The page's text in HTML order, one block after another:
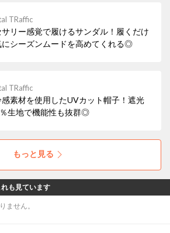
TRaffic
サリー感覚で履けるサンダル！履くだけ
にシーズンムードを高めてくれる◎
TRaffic
素材を使用したUVカット帽子！遮光
生地で機能性も抜群◎
もっと見る
も見ています
ません。